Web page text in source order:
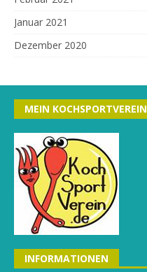
Januar 2021
Dezember 2020
MEIN KOCHSPORTVEREIN
INFORMATIONEN